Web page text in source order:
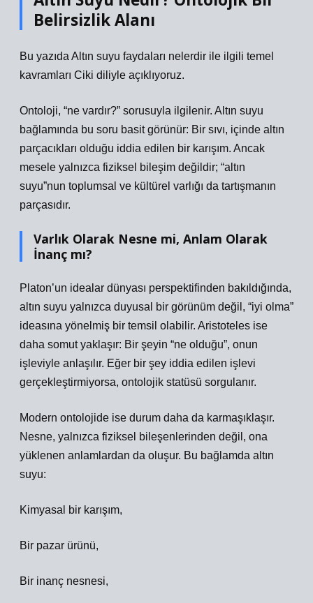
Belirsizlik Alanı
Bu yazıda Altın suyu faydaları nelerdir ile ilgili temel
kavramları Ciki diliyle açıklıyoruz.
Ontoloji, “ne vardır?” sorusuyla ilgilenir. Altın suyu
bağlamında bu soru basit görünür: Bir sıvı, içinde altın
parçacıkları olduğu iddia edilen bir karışım. Ancak
mesele yalnızca fiziksel bileşim değildir; “altın
suyu”nun toplumsal ve kültürel varlığı da tartışmanın
parçasıdır.
Varlık Olarak Nesne mi, Anlam Olarak
İnanç mı?
Platon’un idealar dünyası perspektifinden bakıldığında,
altın suyu yalnızca duyusal bir görünüm değil, “iyi olma”
ideasına yönelmiş bir temsil olabilir. Aristoteles ise
daha somut yaklaşır: Bir şeyin “ne olduğu”, onun
işleviyle anlaşılır. Eğer bir şey iddia edilen işlevi
gerçekleştirmiyorsa, ontolojik statüsü sorgulanır.
Modern ontolojide ise durum daha da karmaşıklaşır.
Nesne, yalnızca fiziksel bileşenlerinden değil, ona
yüklenen anlamlardan da oluşur. Bu bağlamda altın
suyu:
Kimyasal bir karışım,
Bir pazar ürünü,
Bir inanç nesnesi,